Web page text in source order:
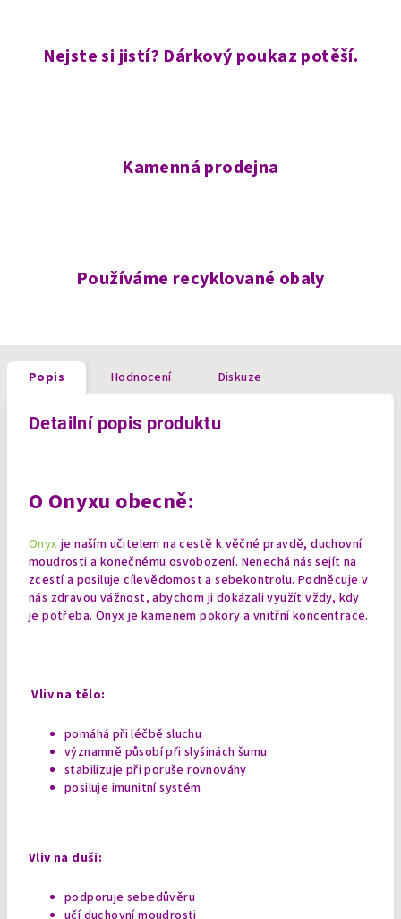
Nejste si jistí? Dárkový poukaz potěší.
Kamenná prodejna
Používáme recyklované obaly
Popis Hodnocení Diskuze
Detailní popis produktu
O Onyxu obecně:
Onyx je naším učitelem na cestě k věčné pravdě, duchovní
moudrosti a konečnému osvobození. Nenechá nás sejít na
zcestí a posiluje cílevědomost a sebekontrolu. Podněcuje v
nás zdravou vážnost, abychom ji dokázali využít vždy, kdy
je potřeba. Onyx je kamenem pokory a vnitřní koncentrace.
Vliv na tělo:
pomáhá při léčbě sluchu
významně působí při slyšinách šumu
stabilizuje při poruše rovnováhy
posiluje imunitní systém
Vliv na duši:
podporuje sebedůvěru
učí duchovní moudrosti